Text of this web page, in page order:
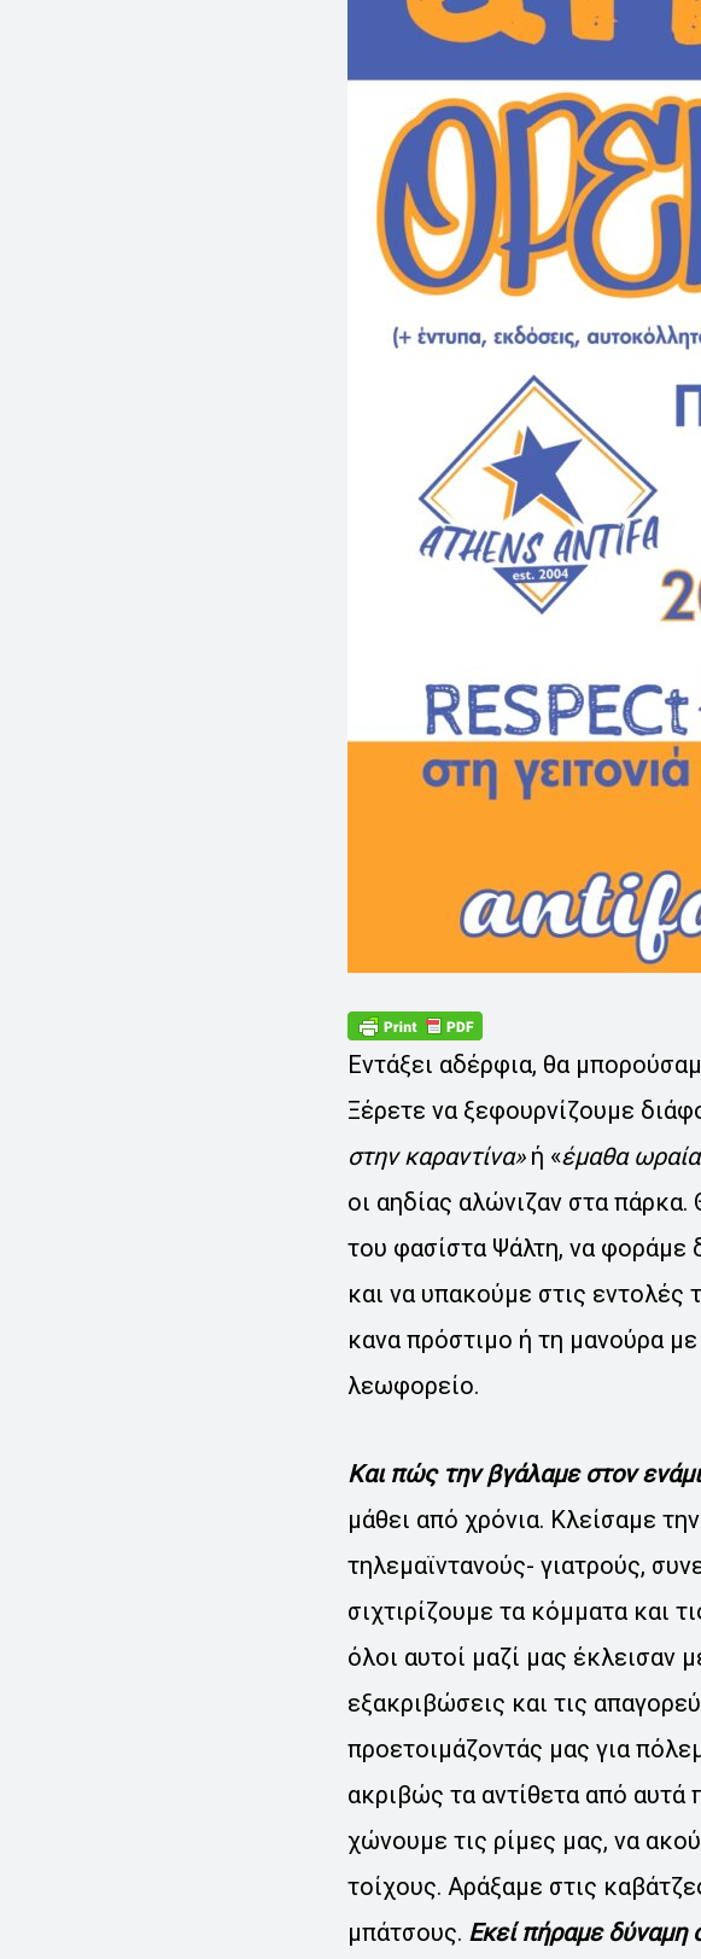
Εντάξει αδέρφια, θα
Ξέρετε να ξεφουρνίζουμε
στην καραντίνα»ή «έμαθα
οι αηδίας αλώνιζαν στα
του φασίστα Ψάλτη, να φοράμε
και να υπακούμε στις
κανα πρόστιμο ή τη μανούρα
λεωφορείο.
Και πώς την βγάλαμε στον
μάθει από χρόνια. Κλείσαμε
τηλεμαϊντανούς- γιατρούς,
σιχτιρίζουμε τα κόμματα και
όλοι αυτοί μαζί μας έκλεισαν
εξακριβώσεις και τις
προετοιμάζοντάς μας για
ακριβώς τα αντίθετα από αυτά
χώνουμε τις ρίμες μας, να
τοίχους. Αράξαμε στις
μπάτσους. Εκεί πήραμε δύναμη